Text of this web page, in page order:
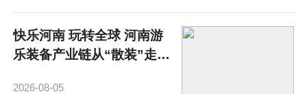
快乐河南 玩转全球 河南游
乐装备产业链从“散装”走
2026-08-05